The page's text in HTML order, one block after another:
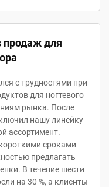
для
с трудностями при
для ногтевого
рынка. После
нашу линейку
ассортимент.
сроками
предлагать
В течение шести
на 30 %, а клиенты